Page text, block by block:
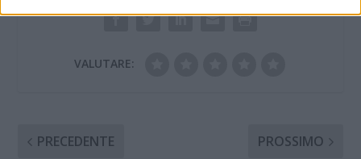
VALUTARE:
PRECEDENTE PROSSIMO